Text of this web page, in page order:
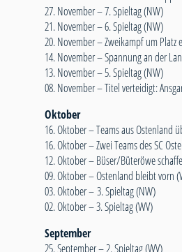
27. November –7. Spieltag (NW)
21. November –6. Spieltag (NW)
20. November –Zweikampf um Platz
14. November –Spannung an der
13. November –5. Spieltag (NW)
08. November –Titel verteidigt:
Oktober
16. Oktober –Teams aus Ostenland
16. Oktober –Zwei Teams des SC
12. Oktober –Büser/Büteröwe
09. Oktober –Ostenland bleibt vorn
03. Oktober –3. Spieltag (NW)
02. Oktober –3. Spieltag (WV)
September
25. September –2. Spieltag (WV)